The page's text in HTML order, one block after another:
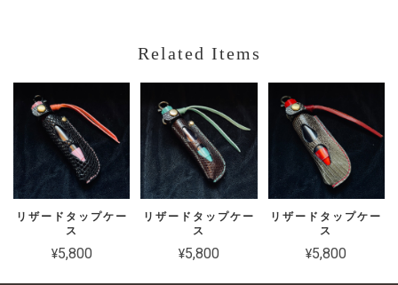
Related Items
リザードタップケー
ス
¥5,800
リザードタップケー
ス
¥5,800
リザードタップケー
ス
¥5,800